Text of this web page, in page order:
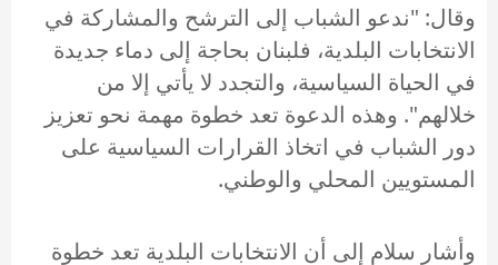
وقال: "ندعو الشباب إلى الترشح والمشاركة في
الانتخابات البلدية، فلبنان بحاجة إلى دماء جديدة
في الحياة السياسية، والتجدد لا يأتي إلا من
خلالهم". وهذه الدعوة تعد خطوة مهمة نحو تعزيز
دور الشباب في اتخاذ القرارات السياسية على
المستويين المحلي والوطني.
وأشار سلام إلى أن الانتخابات البلدية تعد خطوة